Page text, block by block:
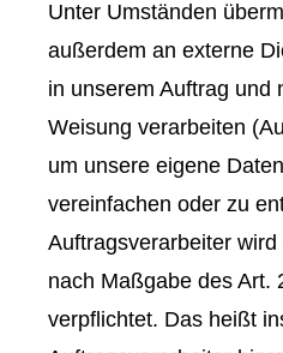
Unter Umständen
außerdem an externe
in unserem Auftrag und
Weisung verarbeiten
um unsere eigene
vereinfachen oder zu
Auftragsverarbeiter
nach Maßgabe des Art.
verpflichtet. Das heißt